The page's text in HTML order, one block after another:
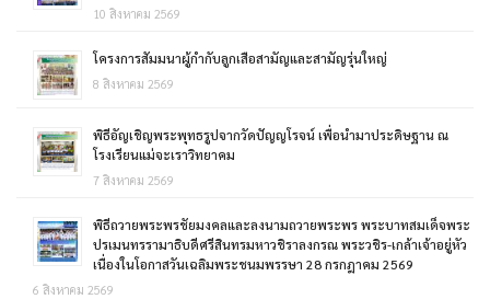
10 สิงหาคม 2569
โครงการสัมมนาผู้กำกับลูกเสือสามัญและสามัญรุ่นใหญ่
8 สิงหาคม 2569
พิธีอัญเชิญพระพุทธรูปจากวัดปัญญโรจน์ เพื่อนำมาประดิษฐาน ณ
โรงเรียนแม่จะเราวิทยาคม
7 สิงหาคม 2569
พิธีถวายพระพรชัยมงคลและลงนามถวายพระพร พระบาทสมเด็จพระ
ปรเมนทรรามาธิบดีศรีสินทรมหาวชิราลงกรณ พระวชิร-เกล้าเจ้าอยู่หัว
เนื่องในโอกาสวันเฉลิมพระชนมพรรษา 28 กรกฎาคม 2569
6 สิงหาคม 2569